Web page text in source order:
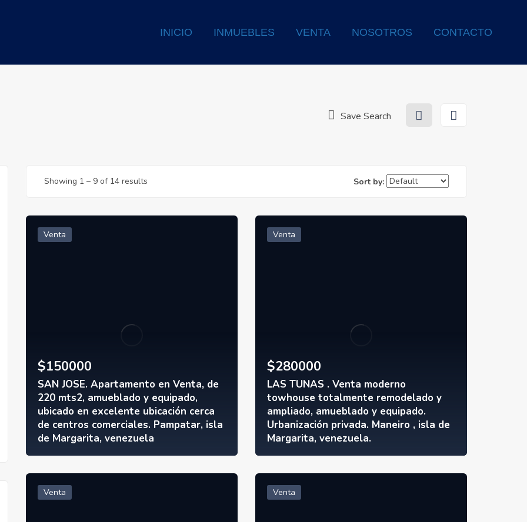
INICIO INMUEBLES VENTA NOSOTROS CONTACTO
Save Search
Showing 1 – 9of 14 results Sort by:
Venta
$150000
SAN JOSE. Apartamento en Venta, de
220 mts2, amueblado y equipado,
ubicado en excelente ubicación cerca
de centros comerciales. Pampatar, isla
de Margarita, venezuela
Venta
$280000
LAS TUNAS . Venta moderno
towhouse totalmente remodelado y
ampliado, amueblado y equipado.
Urbanización privada. Maneiro , isla de
Margarita, venezuela.
Venta Venta